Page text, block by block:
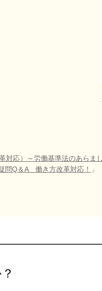
対応）～労働基準法のあらま
問Q＆A 働き方改革対応！ 」